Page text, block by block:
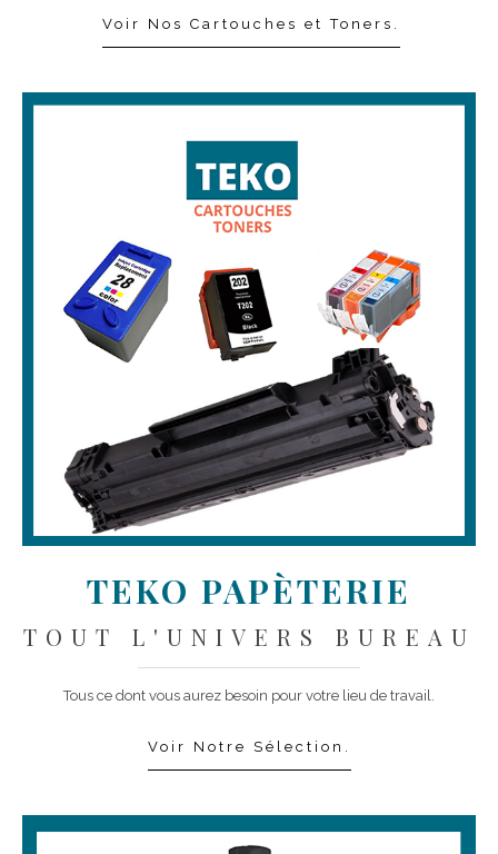
Voir Nos Cartouches et Toners.
TEKO PAPÈTERIE
TOUT L'UNIVERS BUREAU
Tous ce dont vous aurez besoin pour votre lieu de travail.
Voir Notre Sélection.